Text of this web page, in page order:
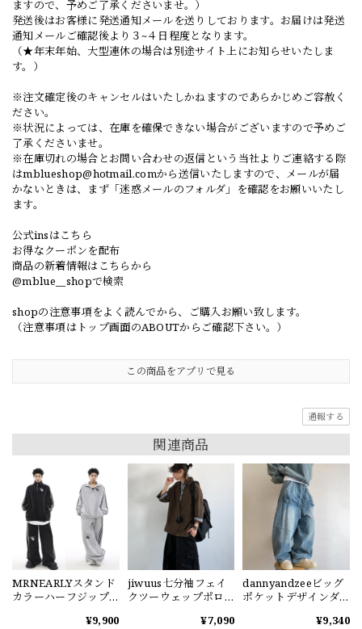
ますので、予めご了承くださいませ。）
発送後はお客様に発送通知メールを送りしております。お届けは発送
通知メールご確認後より３~４日程度となります。
（★年末年始、大型連休の場合は別途サイト上にお知らせいたしま
す。）
※注文確定後のキャンセルはいたしかねますのであらかじめご容赦く
ださい。
※状況によっては、在庫を確保できない場合がございますので予めご
了承くださいませ。
※在庫切れの場合とお問い合わせの返信という当社よりご連絡する際
はmblueshop@hotmail.comから送信いたしますので、メールが届
かないときは、まず「迷惑メールのフォルダ」を確認をお願いいたし
ます。
公式insはこちら
お得なクーポンを配布
商品の新着情報はこちらから
@mblue__shopで検索
shopの注意事項をよく読んでから、ご購入お願い致します。
（注意事項はトップ画面のABOUTからご確認下さい。）
この商品をアプリで見る
通報する
関連商品
MRNEARLYスタンド
カラーハーフジップ
¥9,900
jiwuus七分袖フェイ
クツーウェップポロ
¥7,090
dannyandzeeビッグ
ポケットデザインダ
¥9,340